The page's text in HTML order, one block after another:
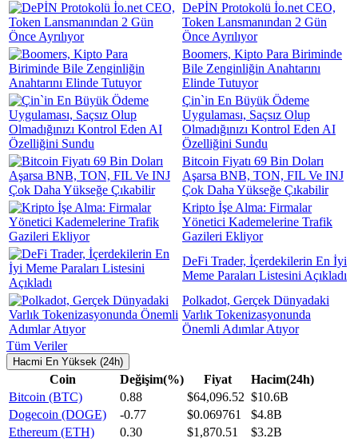
DePİN Protokolü İo.net CEO,
Token Lansmanından 2 Gün
Önce Ayrılıyor
Boomers, Kipto Para Biriminde
Bile Zenginliğin Anahtarını
Elinde Tutuyor
Çin`in En Büyük Ödeme
Uygulaması, Saçsız Olup
Olmadığınızı Kontrol Eden AI
Özelliğini Sundu
Bitcoin Fiyatı 69 Bin Doları
Aşarsa BNB, TON, FIL Ve INJ
Çok Daha Yükseğe Çıkabilir
Kripto İşe Alma: Firmalar
Yönetici Kademelerine Trafik
Gazileri Ekliyor
DeFi Trader, İçerdekilerin En İyi
Meme Paraları Listesini Açıkladı
Polkadot, Gerçek Dünyadaki
Varlık Tokenizasyonunda
Önemli Adımlar Atıyor
Tüm Veriler
Hacmi En Yüksek (24h)
Coin Değişim(%) Fiyat
Hacim(24h)
Bitcoin (BTC)
0.88 $64,096.52 $10.6B
Dogecoin (DOGE)
-0.77 $0.069761
$4.8B
Ethereum (ETH)
0.30 $1,870.51
$3.2B